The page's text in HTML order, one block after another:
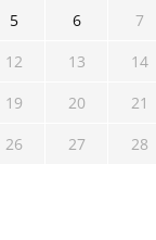
5 6 7
12 13 14
19 20 21
26 27 28